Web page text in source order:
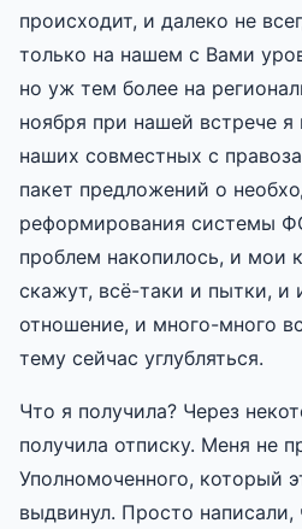
происходит, и далеко не
только на нашем с Вами
но уж тем более на
ноября при нашей встрече
наших совместных с
пакет предложений о
реформирования системы
проблем накопилось, и мои
скажут, всё-таки и пытки, и
отношение, и много-много
тему сейчас углубляться.
Что я получила? Через
получила отписку. Меня не
Уполномоченного, который
выдвинул. Просто написали,